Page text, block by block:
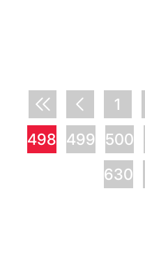
1
498
499 500
630